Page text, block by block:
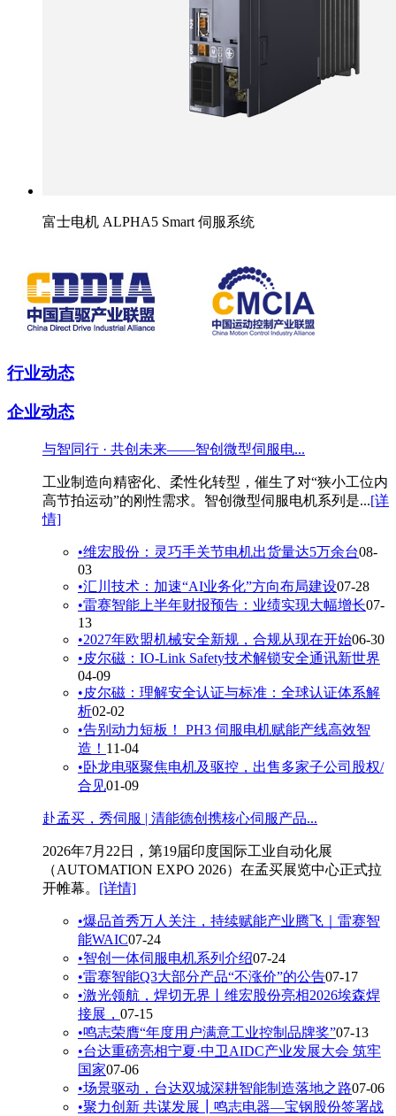
富士电机 ALPHA5 Smart 伺服系统
行业动态
企业动态
与智同行 · 共创未来——智创微型伺服电...
工业制造向精密化、柔性化转型，催生了对“狭小工位内
高节拍运动”的刚性需求。智创微型伺服电机系列是...[详
情]
•维宏股份：灵巧手关节电机出货量达5万余台08-
03
•汇川技术：加速“AI业务化”方向布局建设07-28
•雷赛智能上半年财报预告：业绩实现大幅增长07-
13
•2027年欧盟机械安全新规，合规从现在开始06-30
•皮尔磁：IO-Link Safety技术解锁安全通讯新世界
04-09
•皮尔磁：理解安全认证与标准：全球认证体系解
析02-02
•告别动力短板！ PH3 伺服电机赋能产线高效智
造！ 11-04
•卧龙电驱聚焦电机及驱控，出售多家子公司股权/
合见01-09
赴孟买，秀伺服 | 清能德创携核心伺服产品...
2026年7月22日，第19届印度国际工业自动化展
（AUTOMATION EXPO 2026）在孟买展览中心正式拉
开帷幕。 [详情]
•爆品首秀万人关注，持续赋能产业腾飞｜雷赛智
能WAIC07-24
•智创一体伺服电机系列介绍07-24
•雷赛智能Q3大部分产品“不涨价”的公告07-17
•激光领航，焊切无界丨维宏股份亮相2026埃森焊
接展， 07-15
•鸣志荣膺“年度用户满意工业控制品牌奖”07-13
•台达重磅亮相宁夏·中卫AIDC产业发展大会 筑牢
国家07-06
•场景驱动，台达双城深耕智能制造落地之路07-06
•聚力创新 共谋发展┃鸣志电器—宝钢股份签署战